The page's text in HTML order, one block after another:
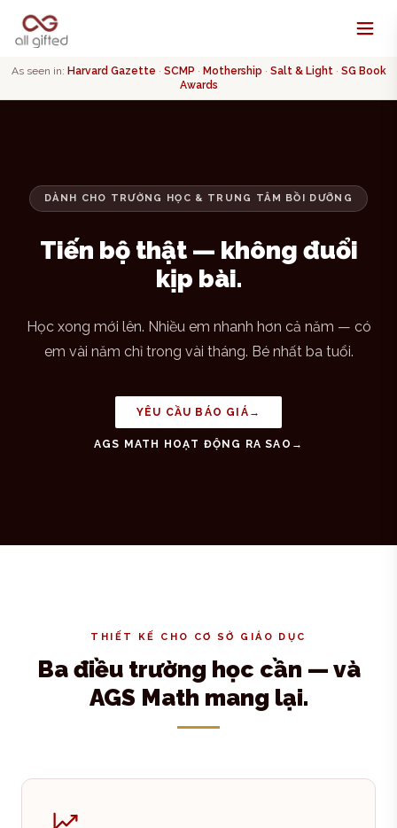
As seen in: Harvard Gazette · SCMP · Mothership · Salt & Light · SG Book
Awards
DÀNH CHO TRƯỜNG HỌC & TRUNG TÂM BỒI DƯỠNG
Tiến bộ thật — không đuổi
kịp bài.
Học xong mới lên. Nhiều em nhanh hơn cả năm — có
em vài năm chỉ trong vài tháng. Bé nhất ba tuổi.
YÊU CẦU BÁO GIÁ →
AGS MATH HOẠT ĐỘNG RA SAO →
THIẾT KẾ CHO CƠ SỞ GIÁO DỤC
Ba điều trường học cần — và
AGS Math mang lại.